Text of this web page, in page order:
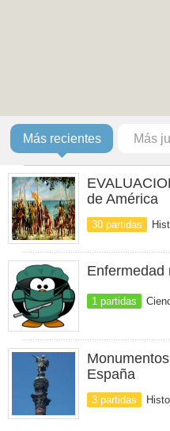
Más recientes Más
de América
30 partidas
Enfermedad
1 partidas
España
3 partidas